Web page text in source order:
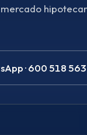
· 600 518 563